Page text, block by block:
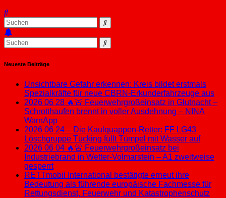
Neueste Beiträge
Unsichtbare Gefahr erkennen: Kreis bildet erstmals
Spezialkräfte für neue CBRN-Erkunderfahrzeuge aus
2026 06 28 🔥🚨 Feuerwehrgroßeinsatz in Glutnacht –
Schrotthaufen brennt in voller Ausdehnung – NINA
WarnApp
2026 06 24 – Die Kaulquappen-Retter: FF LG43
Löschgruppe Tücking füllt Tümpel mit Wasser auf
2026 06 04 🔥🚨 Feuerwehrgroßeinsatz bei
Industriebrand in Wetter-Volmarstein – A1 zweitweise
gesperrt
RETTmobil International bestätigte erneut ihre
Bedeutung als führende europäische Fachmesse für
Rettungsdienst, Feuerwehr und Katastrophenschutz